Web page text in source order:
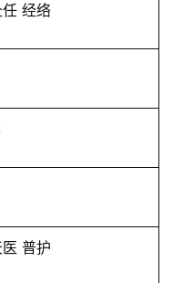
经络
普护